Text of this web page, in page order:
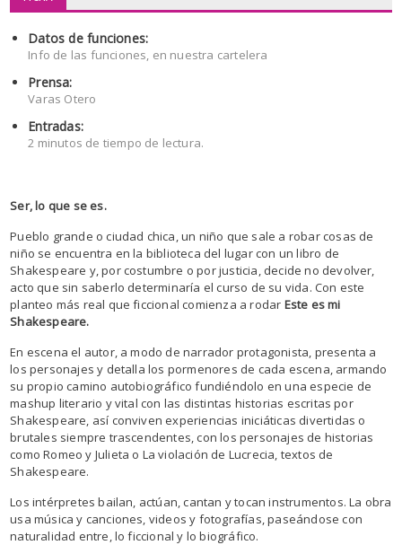
Datos de funciones:
Info de las funciones, en nuestra cartelera
Prensa:
Varas Otero
Entradas:
2 minutos de tiempo de lectura.
Ser, lo que se es.
Pueblo grande o ciudad chica, un niño que sale a robar cosas de
niño se encuentra en la biblioteca del lugar con un libro de
Shakespeare y, por costumbre o por justicia, decide no devolver,
acto que sin saberlo determinaría el curso de su vida. Con este
planteo más real que ficcional comienza a rodar Este es mi
Shakespeare.
En escena el autor, a modo de narrador protagonista, presenta a
los personajes y detalla los pormenores de cada escena, armando
su propio camino autobiográfico fundiéndolo en una especie de
mashup literario y vital con las distintas historias escritas por
Shakespeare, así conviven experiencias iniciáticas divertidas o
brutales siempre trascendentes, con los personajes de historias
como Romeo y Julieta o La violación de Lucrecia, textos de
Shakespeare.
Los intérpretes bailan, actúan, cantan y tocan instrumentos. La obra
usa música y canciones, videos y fotografías, paseándose con
naturalidad entre, lo ficcional y lo biográfico.